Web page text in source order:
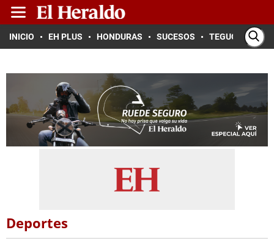
INICIO EH PLUS HONDURAS SUCESOS TEGUCIGALPA
Deportes